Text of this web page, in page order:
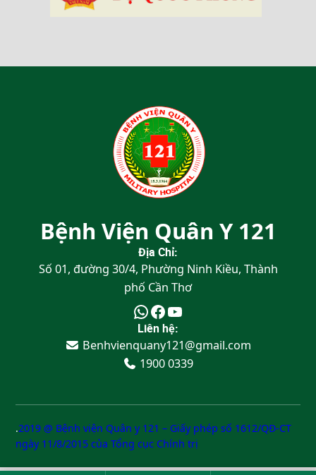
Bệnh Viện Quân Y 121
Địa Chỉ:
Số 01, đường 30/4, Phường Ninh Kiều, Thành
phố Cần Thơ
Liên hệ:
Benhvienquany121@gmail.com
1900 0339
.2019 @ Bệnh viện Quân y 121 – Giấy phép số 1612/QĐ-CT
ngày 11/8/2015 của Tổng cục Chính trị